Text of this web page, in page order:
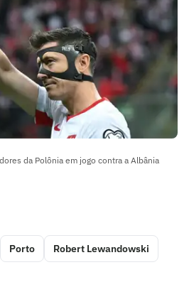
da Polônia em jogo contra a Albânia
Porto Robert Lewandowski